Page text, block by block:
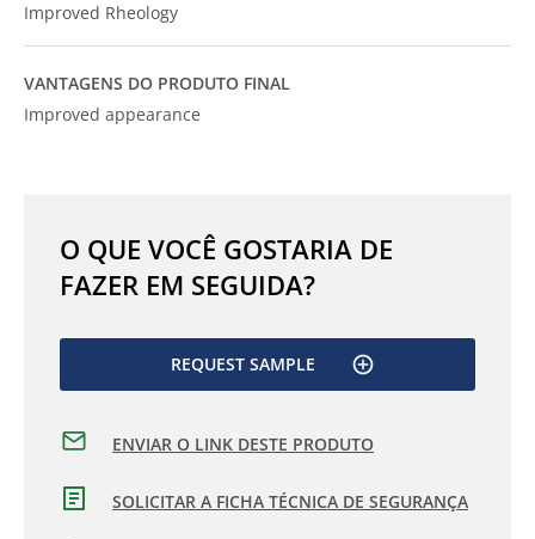
Improved Rheology
VANTAGENS DO PRODUTO FINAL
Improved appearance
O QUE VOCÊ GOSTARIA DE
FAZER EM SEGUIDA?
REQUEST SAMPLE
ENVIAR O LINK DESTE PRODUTO
SOLICITAR A FICHA TÉCNICA DE SEGURANÇA